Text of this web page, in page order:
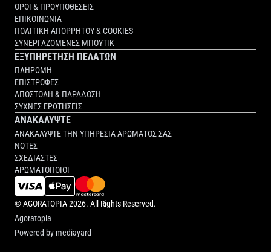
ΟΡΟΙ & ΠΡΟΥΠΟΘΕΣΕΙΣ
ΕΠΙΚΟΙΝΩΝΙΑ
ΠΟΛΙΤΙΚΗ ΑΠΟΡΡΗΤΟΥ & COOKIES
ΣΥΝΕΡΓΑΖΟΜΕΝΕΣ ΜΠΟΥΤΙΚ
ΕΞΥΠΗΡΕΤΗΣΗ ΠΕΛΑΤΩΝ
ΠΛΗΡΩΜΗ
ΕΠΙΣΤΡΟΦΕΣ
ΑΠΟΣΤΟΛΗ & ΠΑΡΑΔΟΣΗ
ΣΥΧΝΕΣ ΕΡΩΤΗΣΕΙΣ
ΑΝΑΚΑΛΥΨΤΕ
ΑΝΑΚΑΛΥΨΤΕ ΤΗΝ ΥΠΗΡΕΣΙΑ ΑΡΩΜΑΤΟΣ ΣΑΣ
ΝΟΤΕΣ
ΣΧΕΔΙΑΣΤΕΣ
ΑΡΩΜΑΤΟΠΟΙΟΙ
©AGORATOPIA2026. All Rights Reserved.
Agoratopia
Powered by mediayard